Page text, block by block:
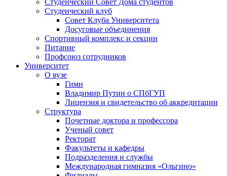
Студенческий Совет Дома студентов
Студенческий клуб
Совет Клуба Университета
Досуговые объединения
Спортивный комплекс и секции
Питание
Профсоюз сотрудников
Университет
О вузе
Гимн
Владимир Путин о СПбГУП
Лицензия и свидетельство об аккредитации
Структура
Почетные доктора и профессора
Ученый совет
Ректорат
Факультеты и кафедры
Подразделения и службы
Международная гимназия «Ольгино»